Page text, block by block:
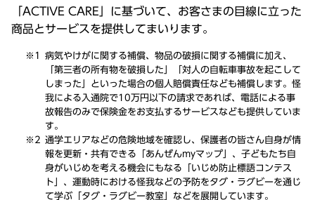
「ACTIVE CARE」に基づいて、お客さまの目線に立った
商品とサービスを提供してまいります。
病気やけがに関する補償、物品の破損に関する補償に加え、
「第三者の所有物を破損した」「対人の自転車事故を起こして
しまった」といった場合の個人賠償責任なども補償します。怪
我による入通院で10万円以下の請求であれば、電話による事
故報告のみで保険金をお支払するサービスなども提供していま
す。
通学エリアなどの危険地域を確認し、保護者の皆さん自身が情
報を更新・共有できる「あんぜんmyマップ」、子どもたち自
身がいじめを考える機会にもなる「いじめ防止標語コンテス
ト」、運動時における怪我などの予防をタグ・ラグビーを通じ
て学ぶ「タグ・ラグビー教室」などを展開しています。